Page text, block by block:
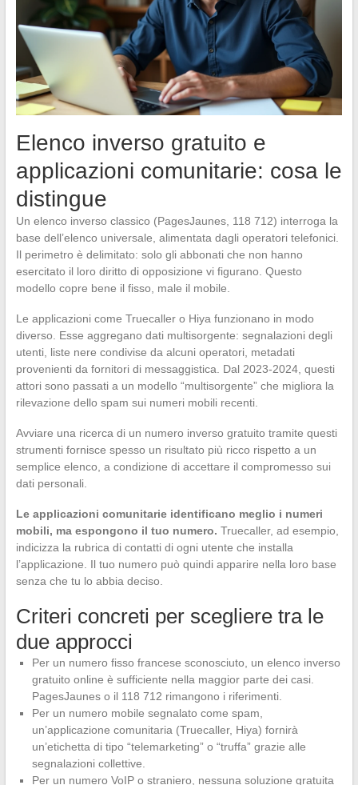
Elenco inverso gratuito e
applicazioni comunitarie: cosa le
distingue
Un elenco inverso classico (PagesJaunes, 118 712) interroga la
base dell’elenco universale, alimentata dagli operatori telefonici.
Il perimetro è delimitato: solo gli abbonati che non hanno
esercitato il loro diritto di opposizione vi figurano. Questo
modello copre bene il fisso, male il mobile.
Le applicazioni come Truecaller o Hiya funzionano in modo
diverso. Esse aggregano dati multisorgente: segnalazioni degli
utenti, liste nere condivise da alcuni operatori, metadati
provenienti da fornitori di messaggistica. Dal 2023-2024, questi
attori sono passati a un modello “multisorgente” che migliora la
rilevazione dello spam sui numeri mobili recenti.
Avviare una ricerca di un numero inverso gratuito tramite questi
strumenti fornisce spesso un risultato più ricco rispetto a un
semplice elenco, a condizione di accettare il compromesso sui
dati personali.
Le applicazioni comunitarie identificano meglio i numeri
mobili, ma espongono il tuo numero. Truecaller, ad esempio,
indicizza la rubrica di contatti di ogni utente che installa
l’applicazione. Il tuo numero può quindi apparire nella loro base
senza che tu lo abbia deciso.
Criteri concreti per scegliere tra le
due approcci
Per un numero fisso francese sconosciuto, un elenco inverso
gratuito online è sufficiente nella maggior parte dei casi.
PagesJaunes o il 118 712 rimangono i riferimenti.
Per un numero mobile segnalato come spam,
un’applicazione comunitaria (Truecaller, Hiya) fornirà
un’etichetta di tipo “telemarketing” o “truffa” grazie alle
segnalazioni collettive.
Per un numero VoIP o straniero, nessuna soluzione gratuita